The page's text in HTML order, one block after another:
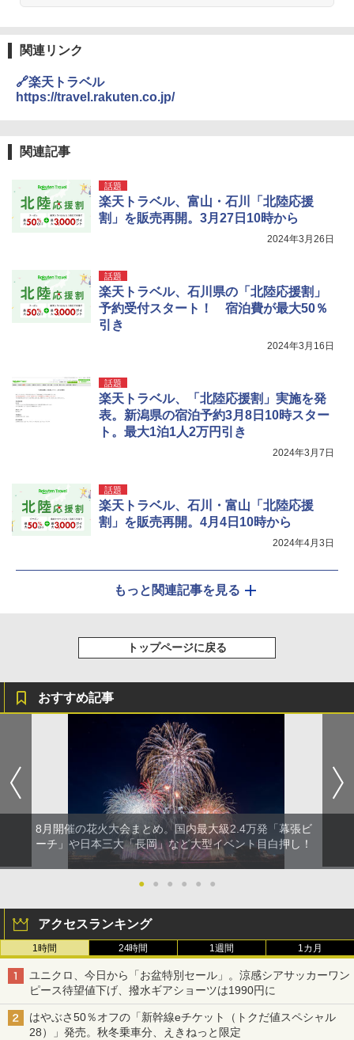
関連リンク
🔗楽天トラベル
https://travel.rakuten.co.jp/
関連記事
話題
楽天トラベル、富山・石川「北陸応援
割」を販売再開。3月27日10時から
2024年3月26日
話題
楽天トラベル、石川県の「北陸応援割」
予約受付スタート！ 宿泊費が最大50％
引き
2024年3月16日
話題
楽天トラベル、「北陸応援割」実施を発
表。新潟県の宿泊予約3月8日10時スター
ト。最大1泊1人2万円引き
2024年3月7日
話題
楽天トラベル、石川・富山「北陸応援
割」を販売再開。4月4日10時から
2024年4月3日
もっと関連記事を見る
トップページに戻る
おすすめ記事
8月開催の花火大会まとめ。国内最大級2.4万発「幕張ビ
ーチ」や日本三大「長岡」など大型イベント目白押し！
● ● ● ● ● ●
アクセスランキング
1時間 24時間 1週間 1カ月
ユニクロ、今日から「お盆特別セール」。涼感シアサッカーワン
ピース待望値下げ、撥水ギアショーツは1990円に
はやぶさ50％オフの「新幹線eチケット（トクだ値スペシャル
28）」発売。秋冬乗車分、えきねっと限定